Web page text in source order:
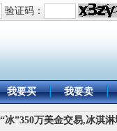
验证码：
我要买 我要卖
”350万美金交易,冰淇